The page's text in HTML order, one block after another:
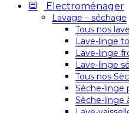
Electroménager
Lavage – séchage
Tous nos
Lave-linge
Lave-linge
Lave-linge
Tous nos
Sèche-linge
Sèche-linge